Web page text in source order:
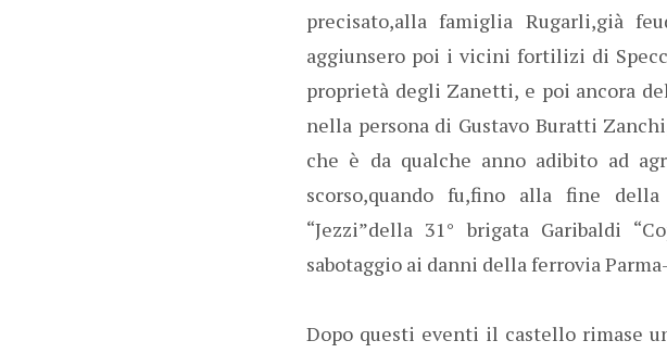
precisato,alla famiglia Rugarli,già
aggiunsero poi i vicini fortilizi di
proprietà degli Zanetti, e poi ancora
nella persona di Gustavo Buratti
che è da qualche anno adibito ad
scorso,quando fu,fino alla fine
“Jezzi”della 31° brigata Garibaldi
sabotaggio ai danni della ferrovia
Dopo questi eventi il castello rimase